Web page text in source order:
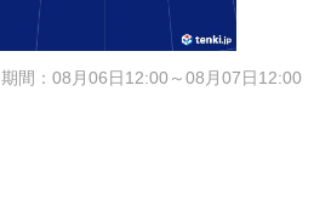
期間：08月06日12:00～08月07日12:00